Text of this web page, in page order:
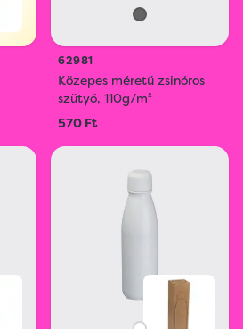
62981
Közepes méretű zsinóros
szütyő, 110g/m²
570 Ft